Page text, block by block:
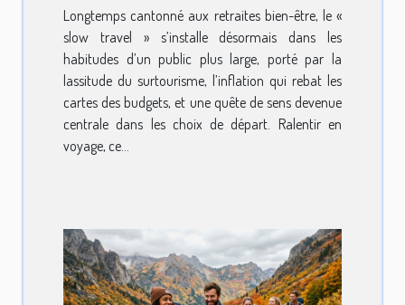
Longtemps cantonné aux retraites bien-être, le «
slow travel » s’installe désormais dans les
habitudes d’un public plus large, porté par la
lassitude du surtourisme, l’inflation qui rebat les
cartes des budgets, et une quête de sens devenue
centrale dans les choix de départ. Ralentir en
voyage, ce...